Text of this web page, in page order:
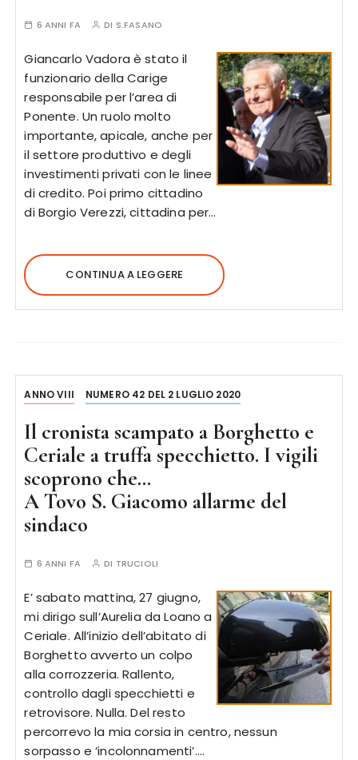
6 ANNI FA DI S.FASANO
Giancarlo Vadora è stato il
funzionario della Carige
responsabile per l’area di
Ponente. Un ruolo molto
importante, apicale, anche per
il settore produttivo e degli
investimenti privati con le linee
di credito. Poi primo cittadino
di Borgio Verezzi, cittadina per…
CONTINUA A LEGGERE
ANNO VIII NUMERO 42 DEL 2 LUGLIO 2020
Il cronista scampato a Borghetto e
Ceriale a truffa specchietto. I vigili
scoprono che…
A Tovo S. Giacomo allarme del
sindaco
6 ANNI FA DI TRUCIOLI
E’ sabato mattina, 27 giugno,
mi dirigo sull’Aurelia da Loano a
Ceriale. All’inizio dell’abitato di
Borghetto avverto un colpo
alla corrozzeria. Rallento,
controllo dagli specchietti e
retrovisore. Nulla. Del resto
percorrevo la mia corsia in centro, nessun
sorpasso e ‘incolonnamenti’….